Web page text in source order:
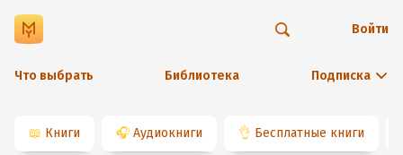
Что выбрать Библиотека Подписка
Войти
📖 Книги 🎧 Аудиокниги 👌 Бесплатные книги